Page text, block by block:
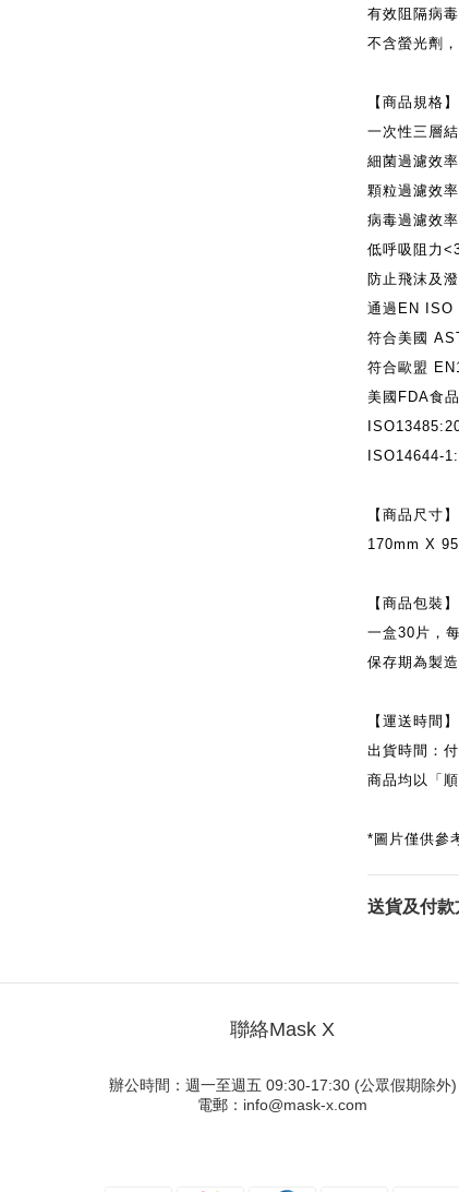
有效阻隔病
不含螢光劑
【商品規格】
一次性三層
細菌過濾效率
顆粒過濾效率
病毒過濾效率
低呼吸阻力
防止飛沫及
通過 EN ISO
符合美國
符合歐盟
美國 FDA食
ISO14644-
【商品尺寸】
170mm X
【商品包裝】
一盒30 片，
保存期為製
【運送時間】
出貨時間：
商品均以「
* 圖片僅供參
送貨及付款
聯絡Mask X
辦公時間：週一至週五 09:30-17:30 (公眾假期除外)
電郵：info@mask-x.com